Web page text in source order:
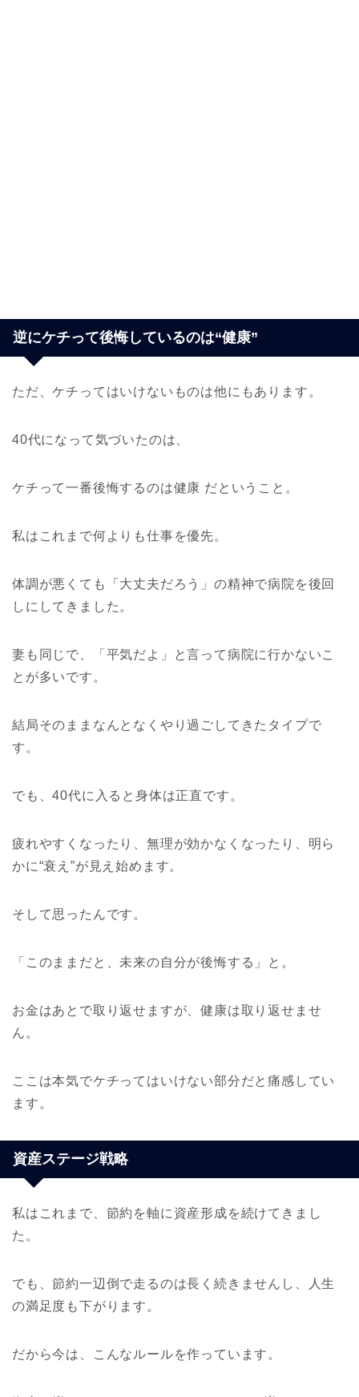
逆にケチって後悔しているのは“健康”
ただ、ケチってはいけないものは他にもあります。
40代になって気づいたのは、
ケチって一番後悔するのは健康 だということ。
私はこれまで何よりも仕事を優先。
体調が悪くても「大丈夫だろう」の精神で病院を後回
しにしてきました。
妻も同じで、「平気だよ」と言って病院に行かないこ
とが多いです。
結局そのままなんとなくやり過ごしてきたタイプで
す。
でも、40代に入ると身体は正直です。
疲れやすくなったり、無理が効かなくなったり、明ら
かに“衰え”が見え始めます。
そして思ったんです。
「このままだと、未来の自分が後悔する」と。
お金はあとで取り返せますが、健康は取り返せませ
ん。
ここは本気でケチってはいけない部分だと痛感してい
ます。
資産ステージ戦略
私はこれまで、節約を軸に資産形成を続けてきまし
た。
でも、節約一辺倒で走るのは長く続きませんし、人生
の満足度も下がります。
だから今は、こんなルールを作っています。